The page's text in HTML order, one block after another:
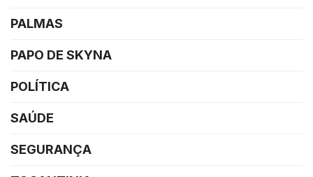
PALMAS
PAPO DE SKYNA
POLÍTICA
SAÚDE
SEGURANÇA